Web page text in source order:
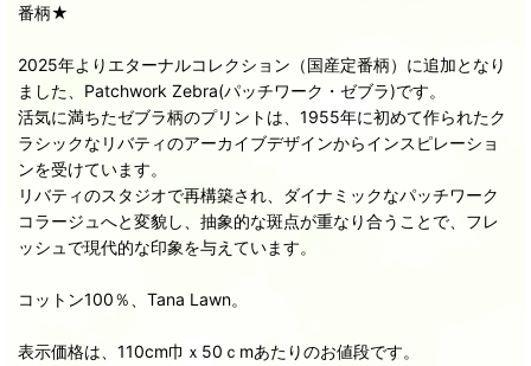
番柄★
2025年よりエターナルコレクション（国産定番柄）に追加となり
ました、Patchwork Zebra(パッチワーク・ゼブラ)です。
活気に満ちたゼブラ柄のプリントは、1955年に初めて作られたク
ラシックなリバティのアーカイブデザインからインスピレーショ
ンを受けています。
リバティのスタジオで再構築され、ダイナミックなパッチワーク
コラージュへと変貌し、抽象的な斑点が重なり合うことで、フレ
ッシュで現代的な印象を与えています。
コットン100％、Tana Lawn。
表示価格は、110cm巾ｘ50ｃmあたりのお値段です。